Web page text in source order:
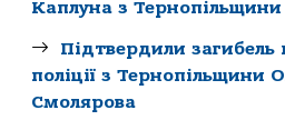
Каплуна з Тернопільщини
Підтвердили загибель
поліції з Тернопільщини
Смолярова